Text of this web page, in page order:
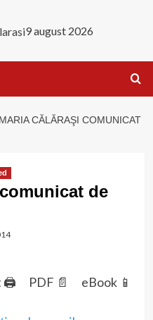
9 august 2026
CĂLĂRAŞI COMUNICAT
de
🖨 PDF 📄 eBook 📱